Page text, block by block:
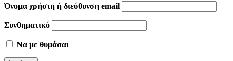
Όνομα χρήστη ή διεύθυνση email
Συνθηματικό
Να με θυμάσαι